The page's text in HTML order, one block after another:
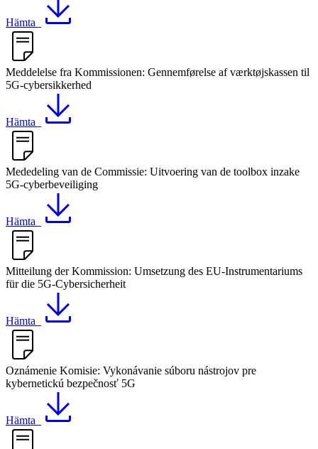
Hämta
Meddelelse fra Kommissionen: Gennemførelse af værktøjskassen til
5G-cybersikkerhed
Hämta
Mededeling van de Commissie: Uitvoering van de toolbox inzake
5G-cyberbeveiliging
Hämta
Mitteilung der Kommission: Umsetzung des EU-Instrumentariums
für die 5G-Cybersicherheit
Hämta
Oznámenie Komisie: Vykonávanie súboru nástrojov pre
kybernetickú bezpečnosť 5G
Hämta